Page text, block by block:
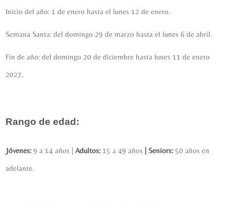
Inicio del año: 1 de enero hasta el lunes 12 de enero.
Semana Santa: del domingo 29 de marzo hasta el lunes 6 de abril.
Fin de año: del domingo 20 de diciembre hasta lunes 11 de enero
2027.
Rango de edad:
Jóvenes: 9 a 14 años |Adultos: 15 a 49 años Seniors: 50 años en
adelante.